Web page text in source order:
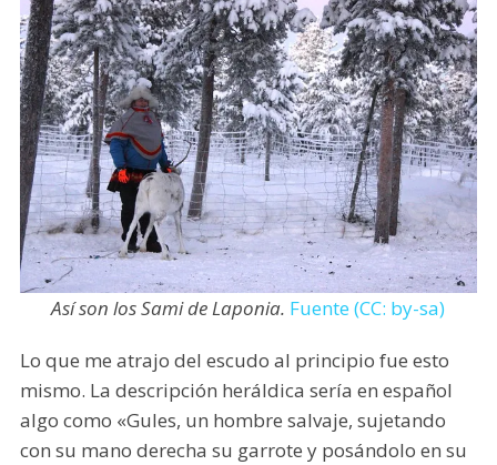
Así son los Sami de Laponia. Fuente (CC: by-sa)
Lo que me atrajo del escudo al principio fue esto
mismo. La descripción heráldica sería en español
algo como «Gules, un hombre salvaje, sujetando
con su mano derecha su garrote y posándolo en su